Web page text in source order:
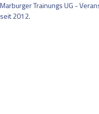
Marburger Trainungs UG -
seit 2012.